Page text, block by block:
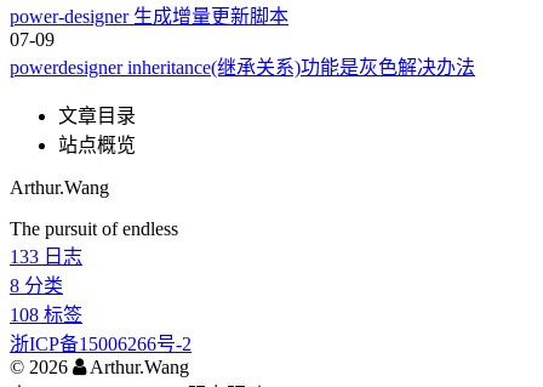
power-designer 生成增量更新脚本
07-09
powerdesigner inheritance(继承关系)功能是灰色解决办法
文章目录
站点概览
Arthur.Wang
The pursuit of endless
133 日志
8 分类
108 标签
浙ICP备15006266号-2
© 2026
Arthur.Wang